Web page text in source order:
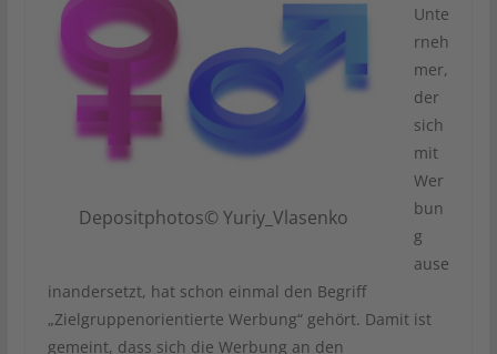
Depositphotos© Yuriy_Vlasenko
Unte
rneh
mer,
der
sich
mit
Wer
bun
g
ause
inandersetzt, hat schon einmal den Begriff
„Zielgruppenorientierte Werbung“ gehört. Damit ist
gemeint, dass sich die Werbung an den